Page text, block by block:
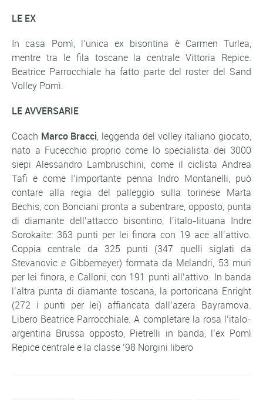
LE EX
In casa Pomì, l’unica ex bisontina è Carmen Turlea,
mentre tra le fila toscane la centrale Vittoria Repice.
Beatrice Parrocchiale ha fatto parte del roster del Sand
Volley Pomì.
LE AVVERSARIE
Coach Marco Bracci, leggenda del volley italiano giocato,
nato a Fucecchio proprio come lo specialista dei 3000
siepi Alessandro Lambruschini, come il ciclista Andrea
Tafi e come l’importante penna Indro Montanelli, può
contare alla regia del palleggio sulla torinese Marta
Bechis, con Bonciani pronta a subentrare, opposto, punta
di diamante dell’attacco bisontino, l’italo-lituana Indre
Sorokaite: 363 punti per lei finora con 19 ace all’attivo.
Coppia centrale da 325 punti (347 quelli siglati da
Stevanovic e Gibbemeyer) formata da Melandri, 53 muri
per lei finora, e Calloni, con 191 punti all’attivo. In banda
l’altra punta di diamante toscana, la portoricana Enright
(272 i punti per lei) affiancata dall’azera Bayramova.
Libero Beatrice Parrocchiale. A completare la rosa l’italo-
argentina Brussa opposto, Pietrelli in banda, l’ex Pomì
Repice centrale e la classe ’98 Norgini libero